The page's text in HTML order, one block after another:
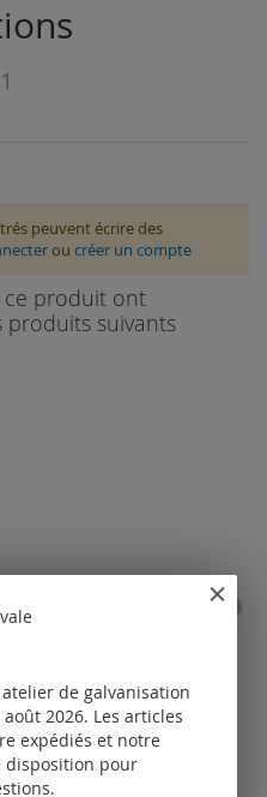
1
peuvent écrire des
ou créer un compte
ce produit ont
produits suivants
de galvanisation
2026. Les articles
expédiés et notre
disposition pour